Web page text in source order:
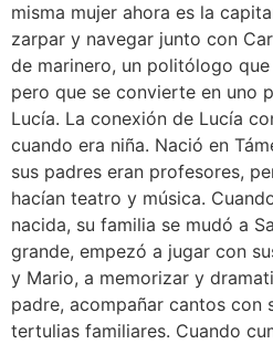
misma mujer ahora es la
zarpar y navegar junto con
de marinero, un politólogo
pero que se convierte en uno
Lucía. La conexión de Lucía
cuando era niña. Nació en
sus padres eran profesores,
hacían teatro y música.
nacida, su familia se mudó a
grande, empezó a jugar con
y Mario, a memorizar y
padre, acompañar cantos con
tertulias familiares. Cuando